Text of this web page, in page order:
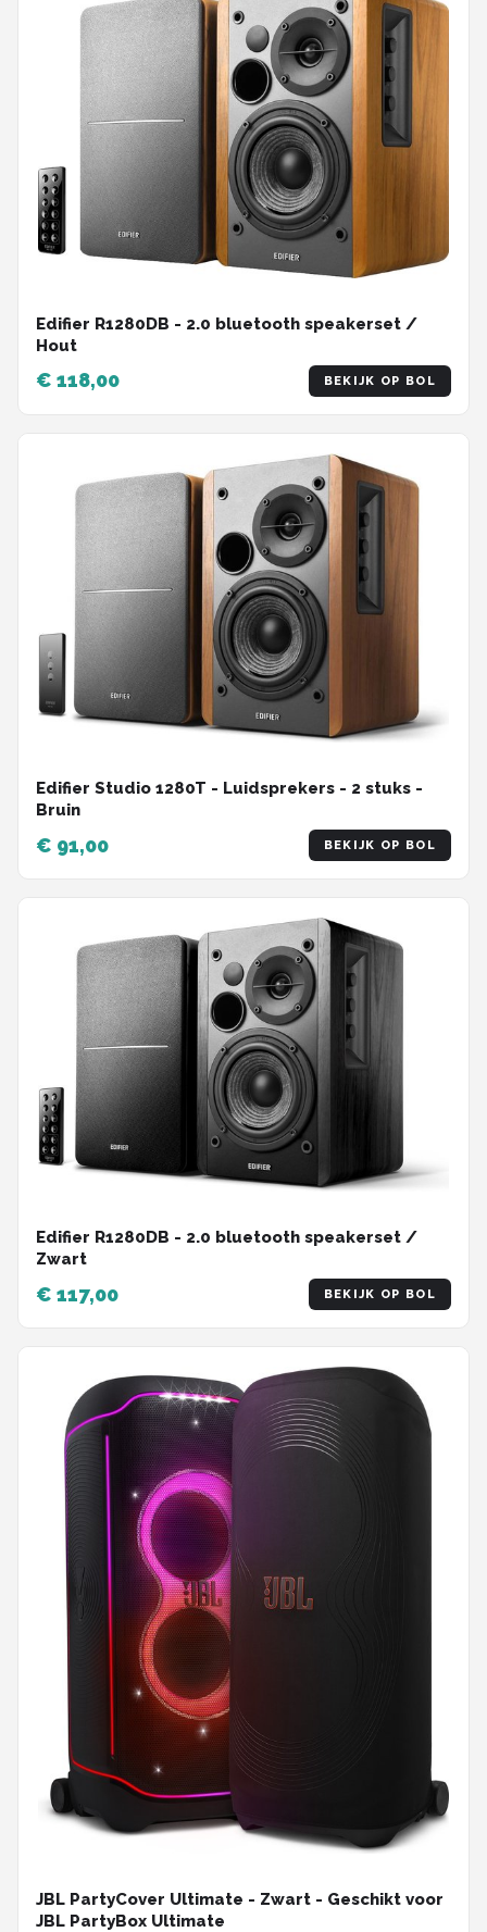
Edifier R1280DB - 2.0 bluetooth speakerset /
Hout
€ 118,00 BEKIJK OP BOL
Edifier Studio 1280T - Luidsprekers - 2 stuks -
Bruin
€ 91,00 BEKIJK OP BOL
Edifier R1280DB - 2.0 bluetooth speakerset /
Zwart
€ 117,00 BEKIJK OP BOL
JBL PartyCover Ultimate - Zwart - Geschikt voor
JBL PartyBox Ultimate